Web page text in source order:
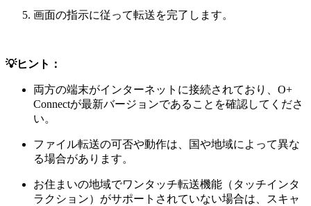
画面の指示に従って転送を完了します。
💡ヒント：
両方の端末がインターネットに接続されており、O+
Connectが最新バージョンであることを確認してくださ
い。
ファイル転送の可否や動作は、国や地域によって異な
る場合があります。
お住まいの地域でワンタッチ転送機能 （タッチインタ
ラクション）がサポートされていない場合は、スキャ